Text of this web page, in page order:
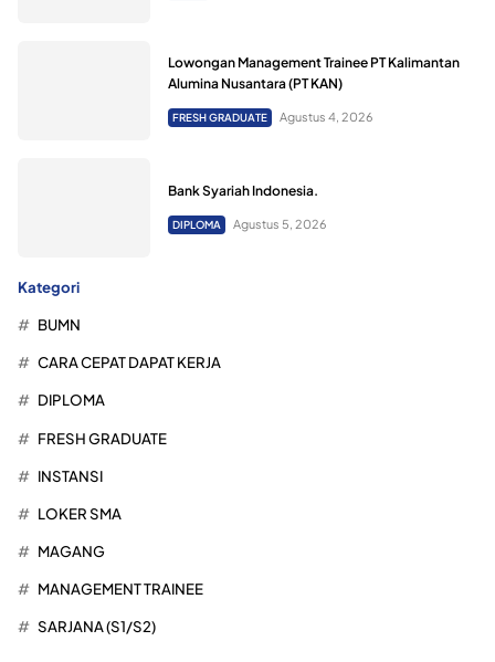
Lowongan Management Trainee PT Kalimantan
Alumina Nusantara (PT KAN)
FRESH GRADUATE Agustus 4, 2026
Bank Syariah Indonesia.
DIPLOMA Agustus 5, 2026
Kategori
BUMN
CARA CEPAT DAPAT KERJA
DIPLOMA
FRESH GRADUATE
INSTANSI
LOKER SMA
MAGANG
MANAGEMENT TRAINEE
SARJANA (S1/S2)